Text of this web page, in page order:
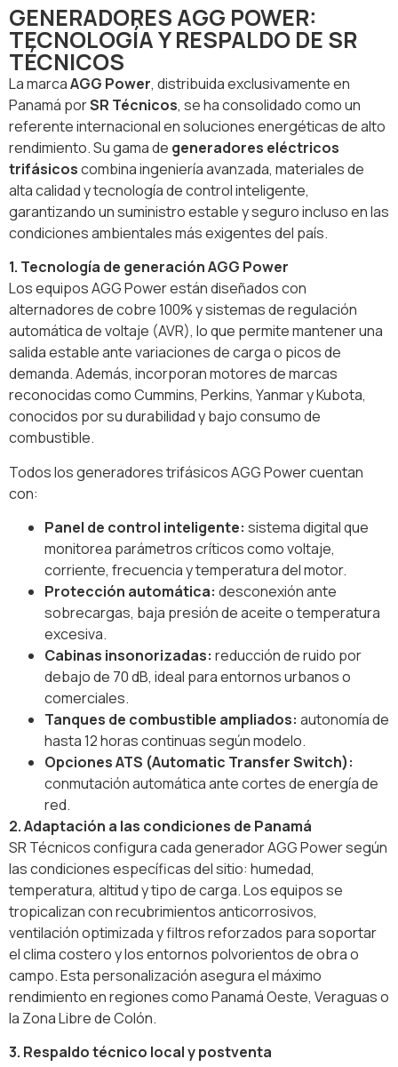
GENERADORES AGG POWER:
TECNOLOGÍA Y RESPALDO DE SR
TÉCNICOS
La marcaAGG Power, distribuida exclusivamente en
Panamá porSR Técnicos, se ha consolidado como un
referente internacional en soluciones energéticas de alto
rendimiento. Su gama de generadores eléctricos
trifásicoscombina ingeniería avanzada, materiales de
alta calidad y tecnología de control inteligente,
garantizando un suministro estable y seguro incluso en las
condiciones ambientales más exigentes del país.
1. Tecnología de generación AGG Power
Los equipos AGG Power están diseñados con
alternadores de cobre 100% y sistemas de regulación
automática de voltaje (AVR), lo que permite mantener una
salida estable ante variaciones de carga o picos de
demanda. Además, incorporan motores de marcas
reconocidas como Cummins, Perkins, Yanmar y Kubota,
conocidos por su durabilidad y bajo consumo de
combustible.
Todos los generadores trifásicos AGG Power cuentan
con:
Panel de control inteligente: sistema digital que
monitorea parámetros críticos como voltaje,
corriente, frecuencia y temperatura del motor.
Protección automática: desconexión ante
sobrecargas, baja presión de aceite o temperatura
excesiva.
Cabinas insonorizadas: reducción de ruido por
debajo de 70 dB, ideal para entornos urbanos o
comerciales.
Tanques de combustible ampliados: autonomía de
hasta 12 horas continuas según modelo.
Opciones ATS (Automatic Transfer Switch):
conmutación automática ante cortes de energía de
red.
2. Adaptación a las condiciones de Panamá
SR Técnicos configura cada generador AGG Power según
las condiciones específicas del sitio: humedad,
temperatura, altitud y tipo de carga. Los equipos se
tropicalizan con recubrimientos anticorrosivos,
ventilación optimizada y filtros reforzados para soportar
el clima costero y los entornos polvorientos de obra o
campo. Esta personalización asegura el máximo
rendimiento en regiones como Panamá Oeste, Veraguas o
la Zona Libre de Colón.
3. Respaldo técnico local y postventa